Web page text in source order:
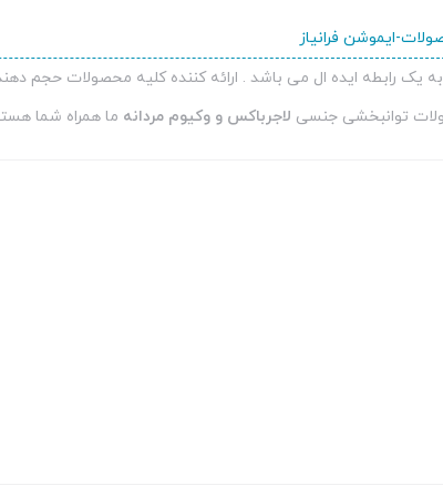
یک رابطه ایده ال می باشد . ارائه کننده کلیه محصولات حجم
توانبخشی جنسی لاجرباکس و وکیوم مردانه ما همراه شما